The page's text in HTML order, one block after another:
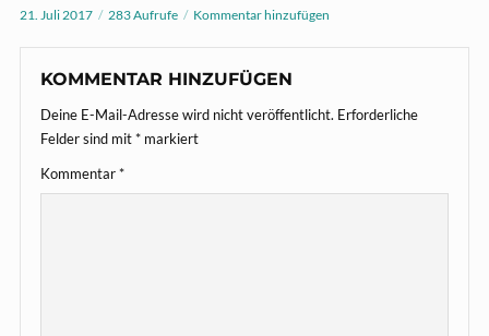
21. Juli 2017 283 Aufrufe Kommentar hinzufügen
KOMMENTAR HINZUFÜGEN
Deine E-Mail-Adresse wird nicht veröffentlicht. Erforderliche
Felder sind mit* markiert
Kommentar*